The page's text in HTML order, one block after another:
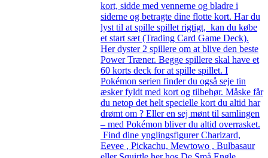
kort, sidde med vennerne og bladre i
siderne og betragte dine flotte kort. Har du
lyst til at spille spillet rigtigt, kan du købe
et start sæt (Trading Card Game Deck).
Her dyster 2 spillere om at blive den beste
Power Træner. Begge spillere skal have et
60 korts deck for at spille spillet. I
Pokémon serien finder du også seje tin
æsker fyldt med kort og tilbehør. Måske får
du netop det helt specielle kort du altid har
drømt om ? Eller en sej mønt til samlingen
– med Pokémon bliver du altid overrasket.
Find dine ynglingsfigurer Charizard,
Eevee , Pickachu, Mewtowo , Bulbasaur